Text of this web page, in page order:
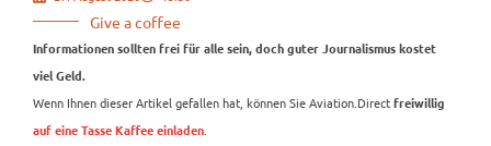
Give a coffee
Informationen sollten frei für alle sein, doch guter Journalismus kostet
viel Geld.
Wenn Ihnen dieser Artikel gefallen hat, können Sie Aviation.Direct freiwillig
auf eine Tasse Kaffee einladen